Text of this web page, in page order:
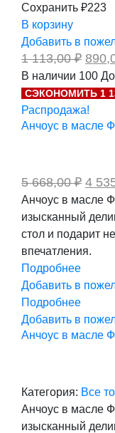
Сохранить ₽223
В корзину
Добавить в
1 113,00₽
цена
1
В наличии 100
СЭКОНОМИТЬ 1
Распродажа!
Анчоус в масле
5 668,00₽
цена
5
4
Анчоус в масле
изысканный
стол и подарит
впечатления.
Подробнее
Добавить в
Подробнее
Добавить в
Анчоус в масле
Категория: Все
Анчоус в масле
изысканный